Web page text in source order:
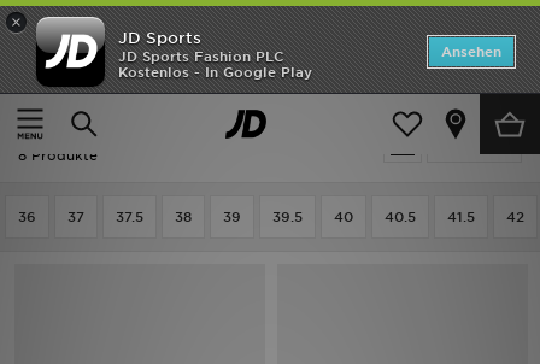
×
JD Sports
JD Sports Fashion PLC
Kostenlos - In Google Play
Ansehen
Startseite
Frauen Frauenschuhe Laufschuhe
verfeinern
Frauen - ASICS Laufschuhe
8 Produkte
36 37 37.5 38 39 39.5 40 40.5 41.5 42
Startseite
ANGEBOTE
Marken